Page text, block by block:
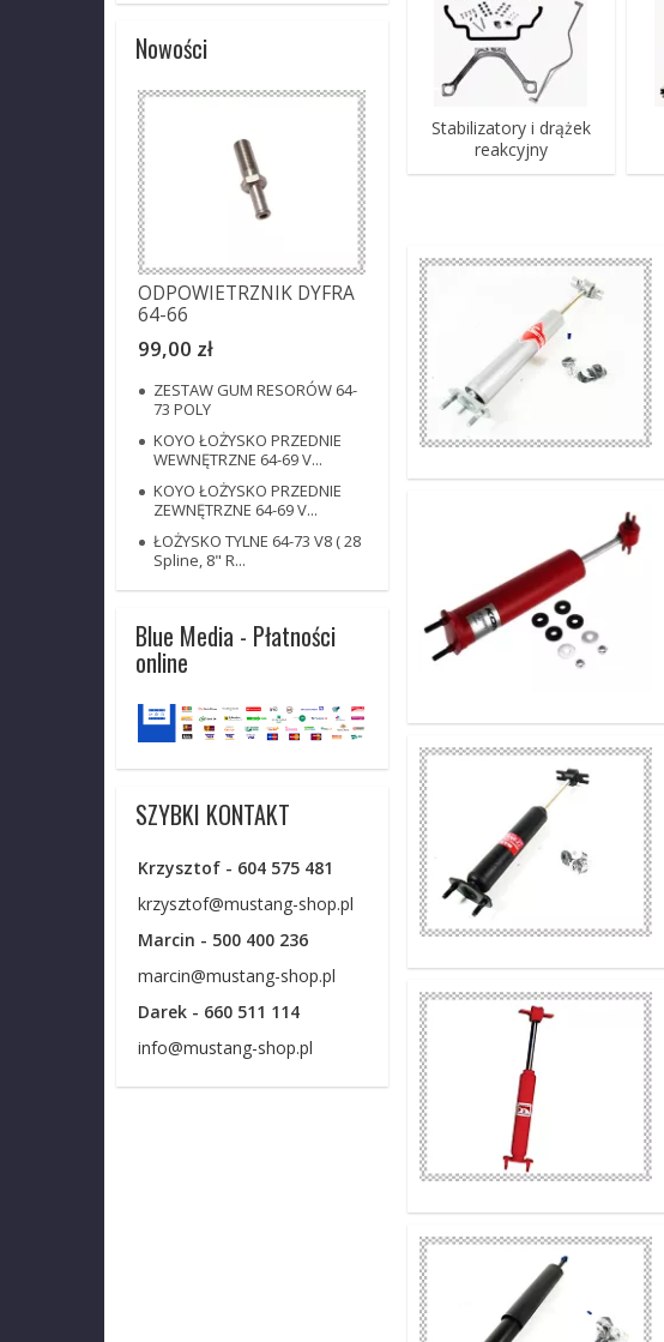
Stabilizatory i drążek
reakcyjny
Nowości
ODPOWIETRZNIK DYFRA
64-66
99,00 zł
ZESTAW GUM RESORÓW 64-
73 POLY
KOYO ŁOŻYSKO PRZEDNIE
WEWNĘTRZNE 64-69 V...
KOYO ŁOŻYSKO PRZEDNIE
ZEWNĘTRZNE 64-69 V...
ŁOŻYSKO TYLNE 64-73 V8 ( 28
Spline, 8" R...
Blue Media - Płatności
online
SZYBKI KONTAKT
Krzysztof - 604 575 481
krzysztof@mustang-shop.pl
Marcin - 500 400 236
marcin@mustang-shop.pl
Darek - 660 511 114
info@mustang-shop.pl